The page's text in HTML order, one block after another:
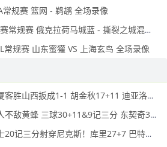
规赛 篮网 - 鹈鹕 全场录像
2026年01月15日G联赛常规赛 俄克拉荷马城蓝 - 撕裂之城混音 全场录像
规赛 山东蜜獾 VS 上海玄鸟 全场录像
2026年05月10日 广厦客胜山西扳成1-1 胡金秋17+11 迪亚洛关键上篮不中
2026年01月16日 湖人不敌黄蜂 三球30+11&9记三分 东契奇39分 詹姆斯29+9+6
2026年01月16日 勇士20记三分射穿尼克斯！库里27+7 巴特勒32+8 穆迪三分9中7